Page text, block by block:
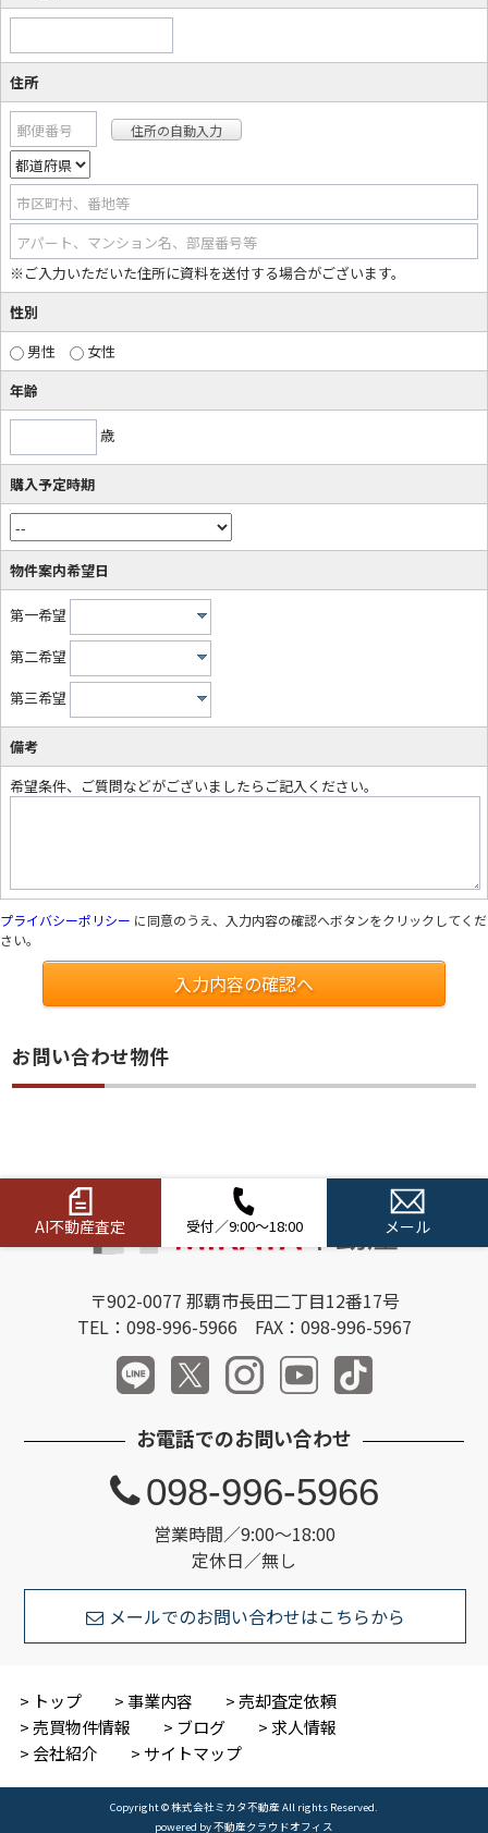
住所
郵便番号
市区町村、番地等
アパート、マンション名、部屋番号等
※ご入力いただいた住所に資料を送付する場合がございます。
性別
男性
女性
年齢
歳
購入予定時期
物件案内希望日
第一希望
第二希望
第三希望
備考
希望条件、ご質問などがございましたらご記入ください。
プライバシーポリシー に同意のうえ、入力内容の確認へボタンをクリックしてくだ
さい。
入力内容の確認へ
お問い合わせ物件
AI不動産査定 受付／9:00～18:00 メール
〒902-0077 那覇市長田二丁目12番17号
TEL：098-996-5966 FAX：098-996-5967
お電話でのお問い合わせ
営業時間／9:00～18:00
定休日／無し
098-996-5966
メールでのお問い合わせはこちらから
トップ 事業内容
売却査定依頼
売買物件情報
ブログ
求人情報
会社紹介
サイトマップ
Copyright © 株式会社ミカタ不動産 All rights Reserved.
powered by 不動産クラウドオフィス